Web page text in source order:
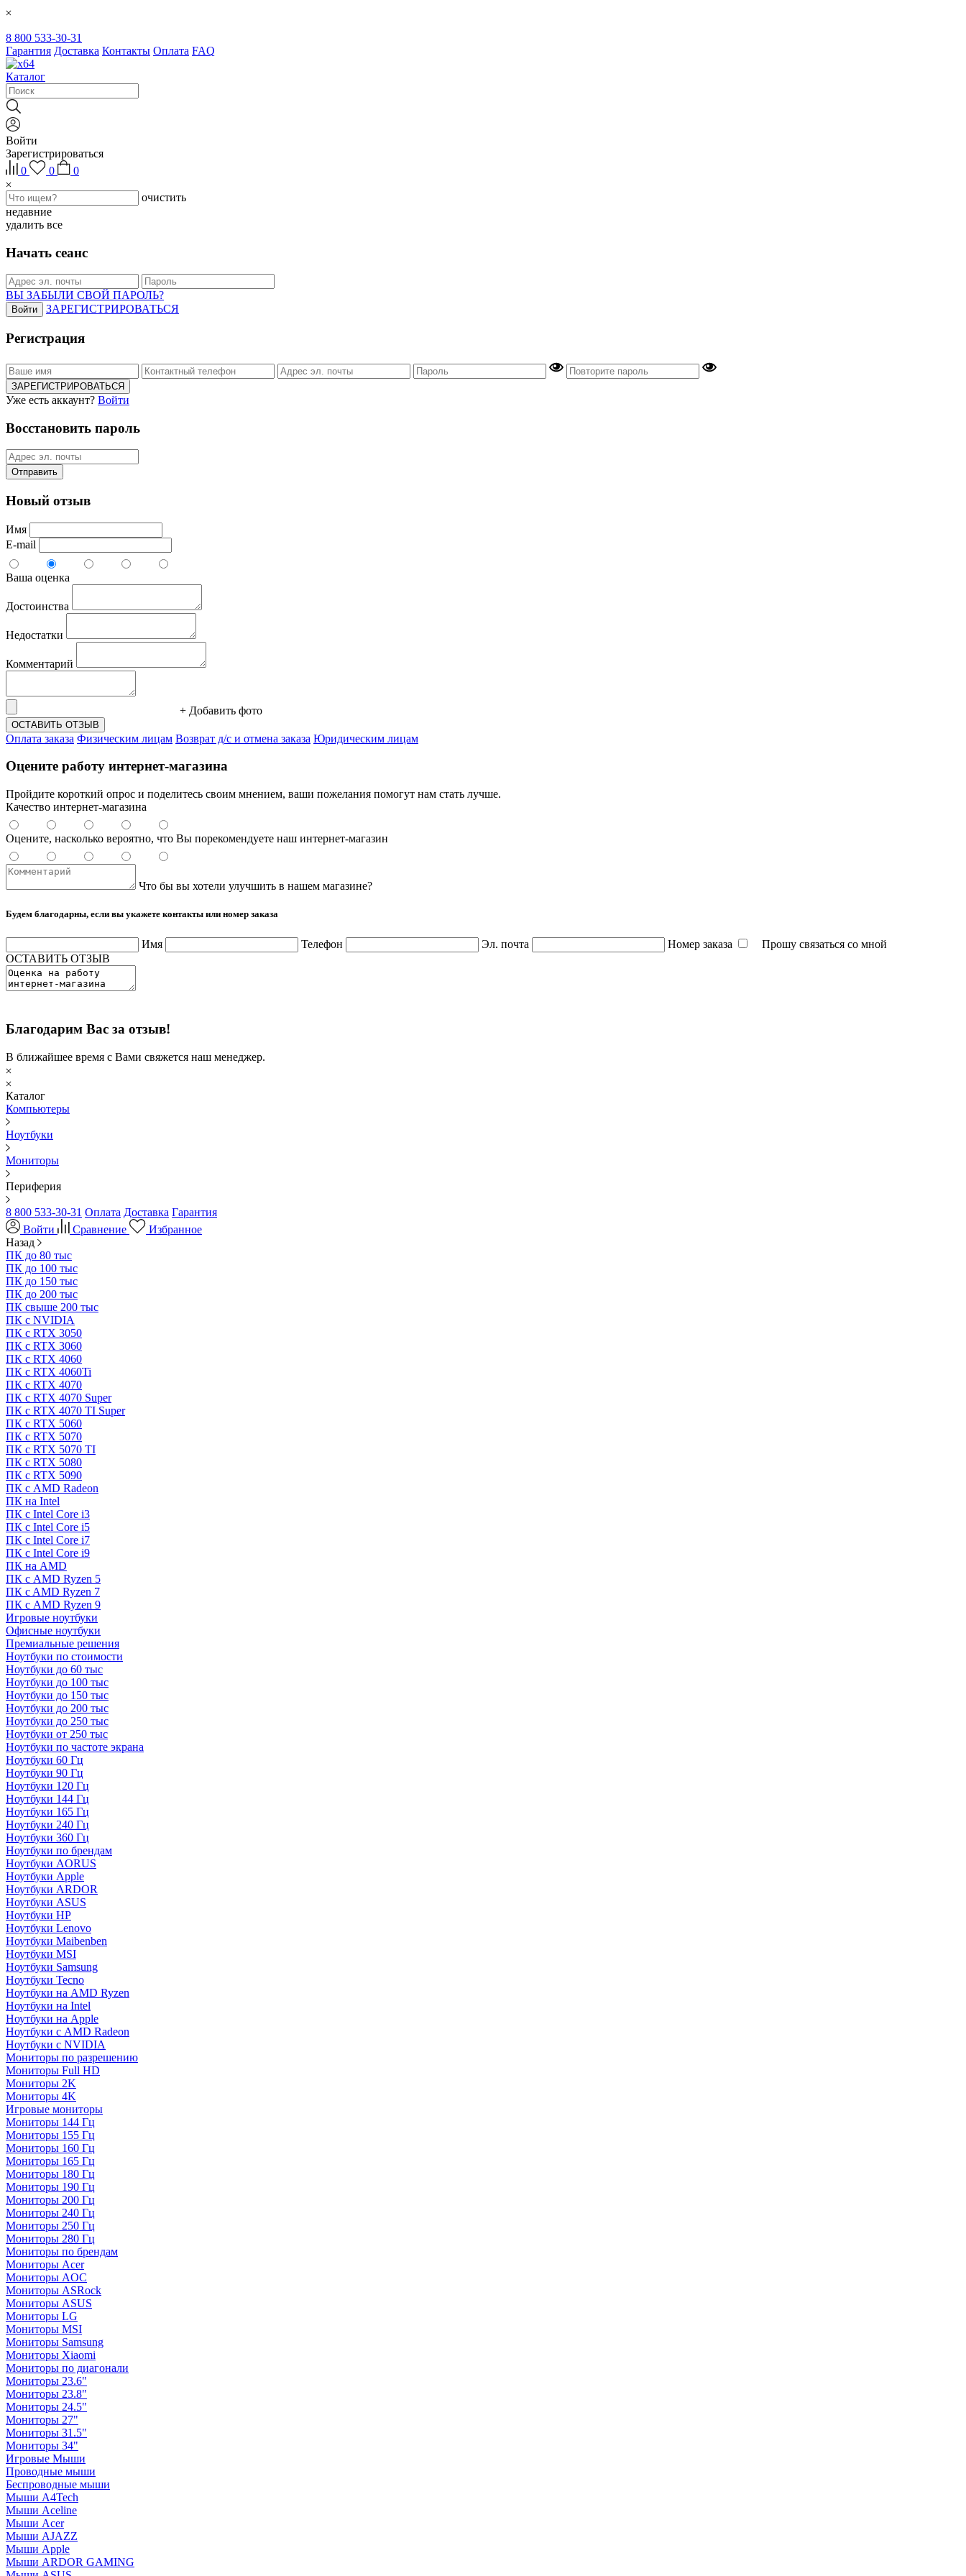
8 800 533-30-31
Гарантия Доставка Контакты Оплата FAQ
Каталог
Войти
Зарегистрироваться
0
0 0
очистить
недавние
удалить все
Начать сеанс
ВЫ ЗАБЫЛИ СВОЙ ПАРОЛЬ?
Войти ЗАРЕГИСТРИРОВАТЬСЯ
Регистрация
ЗАРЕГИСТРИРОВАТЬСЯ
Уже есть аккаунт? Войти
Восстановить пароль
Отправить
Новый отзыв
Имя
E-mail
Ваша оценка
Достоинства
Недостатки
Комментарий
+ Добавить фото
ОСТАВИТЬ ОТЗЫВ
Оплата заказа Физическим лицам Возврат д/с и отмена заказа Юридическим лицам
Оцените работу интернет-магазина
Пройдите короткий опрос и поделитесь своим мнением, ваши пожелания помогут нам стать лучше.
Качество интернет-магазина
Оцените, насколько вероятно, что Вы порекомендуете наш интернет-магазин
Что бы вы хотели улучшить в нашем магазине?
Будем благодарны, если вы укажете контакты или номер заказа
Имя Телефон Эл. почта Номер заказа
Прошу связаться со мной
ОСТАВИТЬ ОТЗЫВ
Благодарим Вас за отзыв!
В ближайшее время с Вами свяжется наш менеджер.
Каталог
Компьютеры
Ноутбуки
Мониторы
Периферия
8 800 533-30-31 Оплата Доставка Гарантия
Войти
Сравнение
Избранное
Назад
ПК до 80 тыс
ПК до 100 тыс
ПК до 150 тыс
ПК до 200 тыс
ПК свыше 200 тыс
ПК с NVIDIA
ПК с RTX 3050
ПК с RTX 3060
ПК с RTX 4060
ПК с RTX 4060Ti
ПК с RTX 4070
ПК с RTX 4070 Super
ПК с RTX 4070 TI Super
ПК с RTX 5060
ПК с RTX 5070
ПК с RTX 5070 TI
ПК с RTX 5080
ПК с RTX 5090
ПК с AMD Radeon
ПК на Intel
ПК с Intel Core i3
ПК с Intel Core i5
ПК с Intel Core i7
ПК с Intel Core i9
ПК на AMD
ПК с AMD Ryzen 5
ПК c AMD Ryzen 7
ПК с AMD Ryzen 9
Игровые ноутбуки
Офисные ноутбуки
Премиальные решения
Ноутбуки по стоимости
Ноутбуки до 60 тыс
Ноутбуки до 100 тыс
Ноутбуки до 150 тыс
Ноутбуки до 200 тыс
Ноутбуки до 250 тыс
Ноутбуки от 250 тыс
Ноутбуки по частоте экрана
Ноутбуки 60 Гц
Ноутбуки 90 Гц
Ноутбуки 120 Гц
Ноутбуки 144 Гц
Ноутбуки 165 Гц
Ноутбуки 240 Гц
Ноутбуки 360 Гц
Ноутбуки по брендам
Ноутбуки AORUS
Ноутбуки Apple
Ноутбуки ARDOR
Ноутбуки ASUS
Ноутбуки HP
Ноутбуки Lenovo
Ноутбуки Maibenben
Ноутбуки MSI
Ноутбуки Samsung
Ноутбуки Tecno
Ноутбуки на AMD Ryzen
Ноутбуки на Intel
Ноутбуки на Apple
Ноутбуки с AMD Radeon
Ноутбуки с NVIDIA
Мониторы по разрешению
Мониторы Full HD
Мониторы 2K
Мониторы 4K
Игровые мониторы
Мониторы 144 Гц
Мониторы 155 Гц
Мониторы 160 Гц
Мониторы 165 Гц
Мониторы 180 Гц
Мониторы 190 Гц
Мониторы 200 Гц
Мониторы 240 Гц
Мониторы 250 Гц
Мониторы 280 Гц
Мониторы по брендам
Мониторы Acer
Мониторы AOC
Мониторы ASRock
Мониторы ASUS
Мониторы LG
Мониторы MSI
Мониторы Samsung
Мониторы Xiaomi
Мониторы по диагонали
Мониторы 23.6"
Мониторы 23.8"
Мониторы 24.5"
Мониторы 27"
Мониторы 31.5"
Мониторы 34"
Игровые Мыши
Проводные мыши
Беспроводные мыши
Мыши A4Tech
Мыши Aceline
Мыши Acer
Мыши AJAZZ
Мыши Apple
Мыши ARDOR GAMING